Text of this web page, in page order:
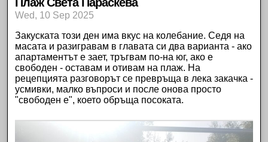
Wed, 10 Sep 2025
Закуската този ден има вкус на колебание. Седя на
масата и разигравам в главата си два варианта - ако
апартаментът е зает, тръгвам по-на юг, ако е
свободен - оставам и отивам на плаж. На
рецепцията разговорът се превръща в лека закачка -
усмивки, малко въпроси и после онова просто
"свободен е", което обръща посоката.